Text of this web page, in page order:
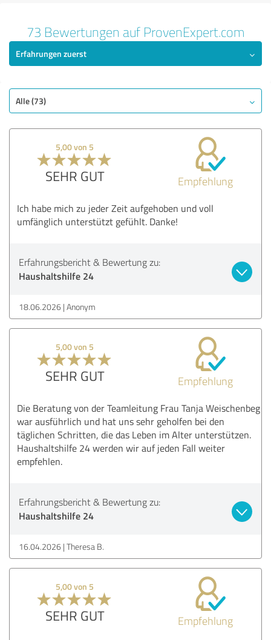
73 Bewertungen auf ProvenExpert.com
Erfahrungen zuerst
Alle (73)
5,00 von 5
SEHR GUT Empfehlung
Ich habe mich zu jeder Zeit aufgehoben und voll
umfänglich unterstützt gefühlt. Danke!
Erfahrungsbericht & Bewertung zu:
Haushaltshilfe 24
18.06.2026 Anonym
5,00 von 5
SEHR GUT Empfehlung
Die Beratung von der Teamleitung Frau Tanja Weischenbeg
war ausführlich und hat uns sehr geholfen bei den
täglichen Schritten, die das Leben im Alter unterstützen.
Haushaltshilfe 24 werden wir auf jeden Fall weiter
empfehlen.
Erfahrungsbericht & Bewertung zu:
Haushaltshilfe 24
16.04.2026 Theresa B.
5,00 von 5
SEHR GUT Empfehlung